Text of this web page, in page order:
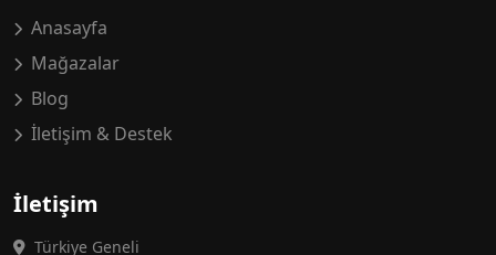
Anasayfa
Mağazalar
Blog
İletişim & Destek
İletişim
Türkiye Geneli